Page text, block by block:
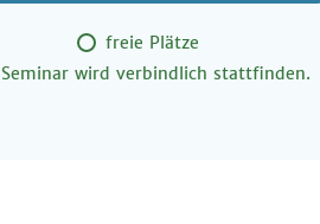
freie Plätze
Seminar wird verbindlich stattfinden.